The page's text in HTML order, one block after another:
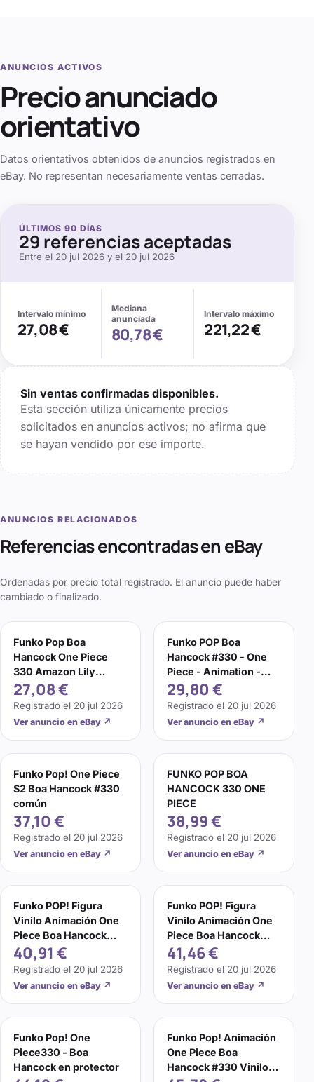
ANUNCIOS ACTIVOS
Precio anunciado
orientativo
Datos orientativos obtenidos de anuncios registrados en
eBay. No representan necesariamente ventas cerradas.
ÚLTIMOS 90 DÍAS
29 referencias aceptadas
Entre el 20 jul 2026 y el 20 jul 2026
Intervalo mínimo
27,08 €
Mediana
anunciada
80,78 €
Intervalo máximo
221,22 €
Sin ventas confirmadas disponibles.
Esta sección utiliza únicamente precios
solicitados en anuncios activos; no afirma que
se hayan vendido por ese importe.
ANUNCIOS RELACIONADOS
Referencias encontradas en eBay
Ordenadas por precio total registrado. El anuncio puede haber
cambiado o finalizado.
Funko Pop Boa
Hancock One Piece
330 Amazon Lily
Animación Vinilo
Figura Decoración
Embalaje original
27,08 €
Registrado el 20 jul 2026
Ver anuncio en eBay ↗
Funko POP Boa
Hancock #330 - One
Piece - Animation -
Figurine Vinyle
29,80 €
Registrado el 20 jul 2026
Ver anuncio en eBay ↗
Funko Pop! One Piece
S2 Boa Hancock #330
común
37,10 €
Registrado el 20 jul 2026
Ver anuncio en eBay ↗
FUNKO POP BOA
HANCOCK 330 ONE
PIECE
38,99 €
Registrado el 20 jul 2026
Ver anuncio en eBay ↗
Funko POP! Figura
Vinilo Animación One
Piece Boa Hancock
#330 NO COMO
NUEVA
40,91 €
Registrado el 20 jul 2026
Ver anuncio en eBay ↗
Funko POP! Figura
Vinilo Animación One
Piece Boa Hancock
#330
41,46 €
Registrado el 20 jul 2026
Ver anuncio en eBay ↗
Funko Pop! One
Piece330 - Boa
Hancock en protector
Funko Pop! Animación
One Piece Boa
Hancock #330 Vinilo